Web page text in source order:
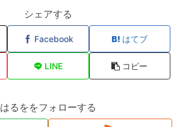
シェアする
Facebook はてブ
LINE コピー
はるををフォローする